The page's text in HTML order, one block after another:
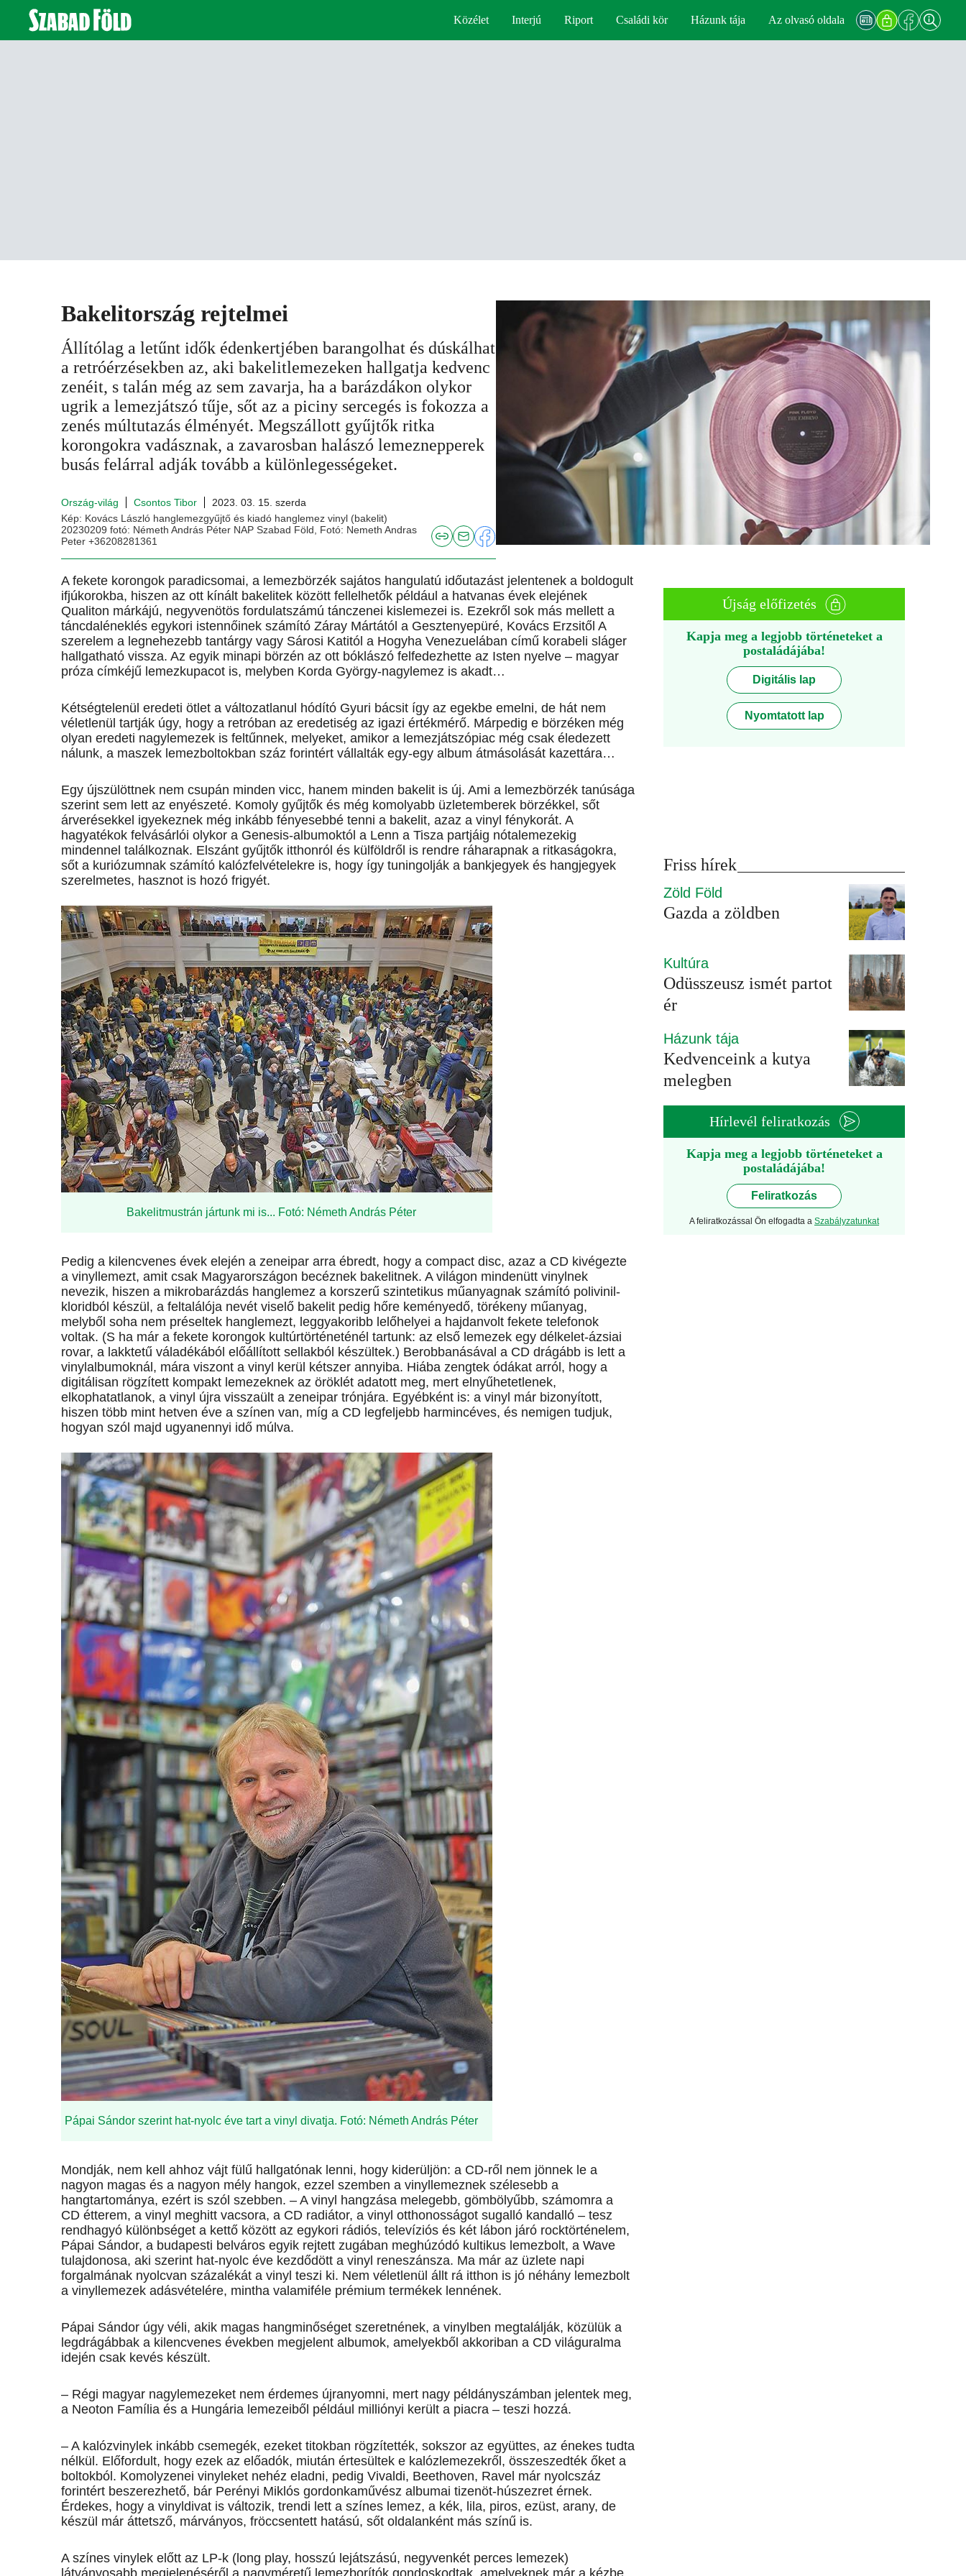
Közélet Interjú Riport Családi kör Házunk tája Az olvasó oldala
Bakelitország rejtelmei
Állítólag a letűnt idők édenkertjében barangolhat és dúskálhat
a retróérzésekben az, aki bakelitlemezeken hallgatja kedvenc
zenéit, s talán még az sem zavarja, ha a barázdákon olykor
ugrik a lemezjátszó tűje, sőt az a piciny sercegés is fokozza a
zenés múltutazás élményét. Megszállott gyűjtők ritka
korongokra vadásznak, a zavarosban halászó lemeznepperek
busás felárral adják tovább a különlegességeket.
Ország-világ Csontos Tibor
2023. 03. 15. szerda
Kép: Kovács László hanglemezgyűjtő és kiadó hanglemez vinyl (bakelit)
20230209 fotó: Németh András Péter NAP Szabad Föld, Fotó: Nemeth Andras
Peter +36208281361
A fekete korongok paradicsomai, a lemezbörzék sajátos hangulatú időutazást jelentenek a boldogult
ifjúkorokba, hiszen az ott kínált bakelitek között fellelhetők például a hatvanas évek elejének
Qualiton márkájú, negyvenötös fordulatszámú tánczenei kislemezei is. Ezekről sok más mellett a
táncdaléneklés egykori istennőinek számító Záray Mártától a Gesztenyepüré, Kovács Erzsitől A
szerelem a legnehezebb tantárgy vagy Sárosi Katitól a Hogyha Venezuelában című korabeli sláger
hallgatható vissza. Az egyik minapi börzén az ott bóklászó felfedezhette az Isten nyelve – magyar
próza címkéjű lemezkupacot is, melyben Korda György-nagylemez is akadt…
Kétségtelenül eredeti ötlet a változatlanul hódító Gyuri bácsit így az egekbe emelni, de hát nem
véletlenül tartják úgy, hogy a retróban az eredetiség az igazi értékmérő. Márpedig e börzéken még
olyan eredeti nagylemezek is feltűnnek, melyeket, amikor a lemezjátszópiac még csak éledezett
nálunk, a maszek lemezboltokban száz forintért vállalták egy-egy album átmásolását kazettára…
Egy újszülöttnek nem csupán minden vicc, hanem minden bakelit is új. Ami a lemezbörzék tanúsága
szerint sem lett az enyészeté. Komoly gyűjtők és még komolyabb üzletemberek börzékkel, sőt
árverésekkel igyekeznek még inkább fényesebbé tenni a bakelit, azaz a vinyl fénykorát. A
hagyatékok felvásárlói olykor a Genesis-albumoktól a Lenn a Tisza partjáig nótalemezekig
mindennel találkoznak. Elszánt gyűjtők itthonról és külföldről is rendre ráharapnak a ritkaságokra,
sőt a kuriózumnak számító kalózfelvételekre is, hogy így tuningolják a bankjegyek és hangjegyek
szerelmetes, hasznot is hozó frigyét.
Bakelitmustrán jártunk mi is... Fotó: Németh András Péter
Pedig a kilencvenes évek elején a zeneipar arra ébredt, hogy a compact disc, azaz a CD kivégezte
a vinyl­lemezt, amit csak Magyarországon becéznek bakelitnek. A világon mindenütt vinylnek
nevezik, hiszen a mikrobarázdás hanglemez a korszerű szintetikus műanyagnak számító polivinil-
kloridból készül, a feltalálója nevét viselő bakelit pedig hőre keményedő, törékeny műanyag,
melyből soha nem préseltek hanglemezt, leggyakoribb lelőhelyei a hajdanvolt fekete telefonok
voltak. (S ha már a fekete korongok kultúrtörténeténél tartunk: az első lemezek egy délkelet-ázsiai
rovar, a lakktetű váladékából előállított sellakból készültek.) Berobbanásával a CD drágább is lett a
vinyl­albumoknál, mára viszont a vinyl kerül kétszer annyiba. Hiába zengtek ódákat arról, hogy a
digitálisan rögzített kompakt lemezeknek az öröklét adatott meg, mert elnyűhetetlenek,
elkophatatlanok, a vinyl újra visszaült a zeneipar trónjára. Egyébként is: a vinyl már bizonyított,
hiszen több mint hetven éve a színen van, míg a CD legfeljebb harmincéves, és nemigen tudjuk,
hogyan szól majd ugyanennyi idő múlva.
Pápai Sándor szerint hat-nyolc éve tart a vinyl divatja. Fotó: Németh András Péter
Mondják, nem kell ahhoz vájt fülű hallgatónak lenni, hogy kiderüljön: a CD-ről nem jönnek le a
nagyon magas és a nagyon mély hangok, ezzel szemben a vinyllemeznek szélesebb a
hangtartománya, ezért is szól szebben. – A vinyl hangzása melegebb, gömbölyűbb, számomra a
CD étterem, a vinyl meghitt vacsora, a CD radiátor, a vinyl otthonosságot sugalló kandalló – tesz
rendhagyó különbséget a kettő között az egykori rádiós, televíziós és két lábon járó rock­történelem,
Pápai Sándor, a budapesti belváros egyik rejtett zugában meghúzódó kultikus lemezbolt, a Wave
tulajdonosa, aki szerint hat-nyolc éve kezdődött a vinyl reneszánsza. Ma már az üzlete napi
forgalmának nyolcvan százalékát a vinyl teszi ki. Nem véletlenül állt rá itthon is jó néhány lemezbolt
a vinyllemezek adásvételére, mintha valamiféle prémium termékek lennének.
Pápai Sándor úgy véli, akik magas hangminőséget szeretnének, a vinylben megtalálják, közülük a
legdrágábbak a kilencvenes években megjelent albumok, amelyekből akkoriban a CD világuralma
idején csak kevés készült.
– Régi magyar nagylemezeket nem érdemes újranyomni, mert nagy példányszámban jelentek meg,
a Neoton Família és a Hungária lemezeiből például milliónyi került a piacra – teszi hozzá.
– A kalózvinylek inkább csemegék, ezeket titokban rögzítették, sokszor az együttes, az énekes tudta
nélkül. Előfordult, hogy ezek az előadók, miután értesültek e kalózlemezekről, összeszedték őket a
boltokból. Komolyzenei vinyleket nehéz eladni, pedig Vivaldi, Beethoven, Ravel már nyolcszáz
forintért beszerezhető, bár Perényi Miklós gordonkaművész albumai tizenöt-húszezret érnek.
Érdekes, hogy a vinyldivat is változik, trendi lett a színes lemez, a kék, lila, piros, ezüst, arany, de
készül már áttetsző, márványos, fröccsentett hatású, sőt oldalanként más színű is.
A színes vinylek előtt az LP-k (long play, hosszú lejátszású, negyvenkét perces lemezek)
látványosabb megjelenéséről a nagyméretű lemezborítók gondoskodtak, amelyeknek már a kézbe
Újság előfizetés
Kapja meg a legjobb történeteket a
postaládájába!
Digitális lap
Nyomtatott lap
Friss hírek
Zöld Föld
Gazda a zöldben
Kultúra
Odüsszeusz ismét partot
ér
Házunk tája
Kedvenceink a kutya
melegben
Hírlevél feliratkozás
Kapja meg a legjobb történeteket a
postaládájába!
Feliratkozás
A feliratkozással Ön elfogadta a Szabályzatunkat